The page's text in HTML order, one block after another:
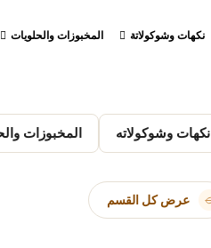
نكهات وشوكولاتة المخبوزات والحلويات
نكهات وشوكولاته المخبوزات
عرض كل القسم